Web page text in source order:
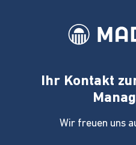
Ihr Kontakt
Wir freuen uns